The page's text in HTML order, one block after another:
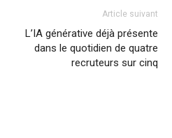
Article suivant
L’IA générative déjà présente
dans le quotidien de quatre
recruteurs sur cinq